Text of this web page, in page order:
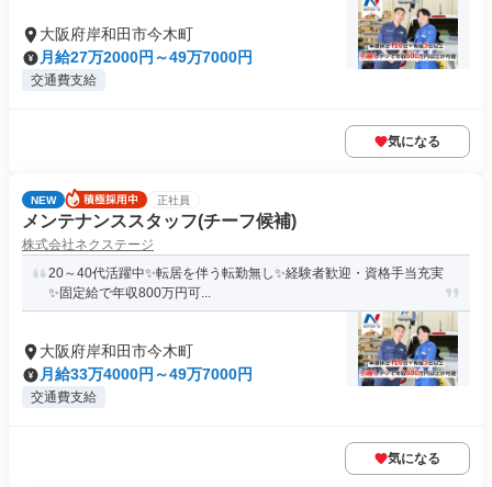
大阪府岸和田市今木町
月給27万2000円～49万7000円
交通費支給
気になる
NEW 正社員
メンテナンススタッフ(チーフ候補)
株式会社ネクステージ
20～40代活躍中✨転居を伴う転勤無し✨経験者歓迎・資格手当充実
✨固定給で年収800万円可...
大阪府岸和田市今木町
月給33万4000円～49万7000円
交通費支給
気になる